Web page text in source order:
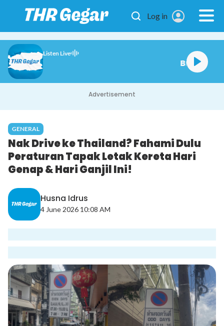
Log in
Listen Live
Pagi Gegar
Advertisement
GENERAL
Nak Drive ke Thailand? Fahami Dulu
Peraturan Tapak Letak Kereta Hari
Genap & Hari Ganjil Ini!
Husna Idrus
4 June 2026 10:08 AM